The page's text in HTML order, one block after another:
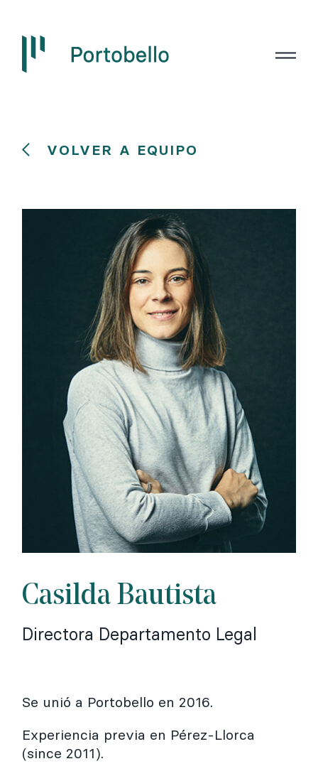
VOLVER A EQUIPO
Casilda Bautista
Directora Departamento Legal
Se unió a Portobello en 2016.
Experiencia previa en Pérez-Llorca
(since 2011).